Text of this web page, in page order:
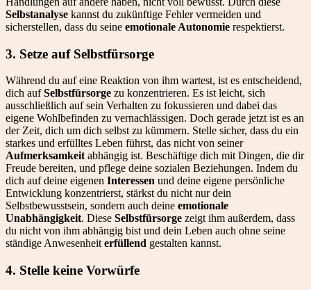
Selbstanalyse kannst du zukünftige Fehler vermeiden und
sicherstellen, dass du seine emotionale Autonomie respektierst.
3. Setze auf Selbstfürsorge
Während du auf eine Reaktion von ihm wartest, ist es entscheidend,
dich aufSelbstfürsorge zu konzentrieren. Es ist leicht, sich
ausschließlich auf sein Verhalten zu fokussieren und dabei das
eigene Wohlbefinden zu vernachlässigen. Doch gerade jetzt ist es an
der Zeit, dich um dich selbst zu kümmern. Stelle sicher, dass du ein
starkes und erfülltes Leben führst, das nicht von seiner
Aufmerksamkeit abhängig ist. Beschäftige dich mit Dingen, die dir
Freude bereiten, und pflege deine sozialen Beziehungen. Indem du
dich auf deine eigenen Interessen und deine eigene persönliche
Entwicklung konzentrierst, stärkst du nicht nur dein
Selbstbewusstsein, sondern auch deine emotionale
Unabhängigkeit. Diese Selbstfürsorge zeigt ihm außerdem, dass
du nicht von ihm abhängig bist und dein Leben auch ohne seine
ständige Anwesenheit erfüllend gestalten kannst.
4. Stelle keine Vorwürfe